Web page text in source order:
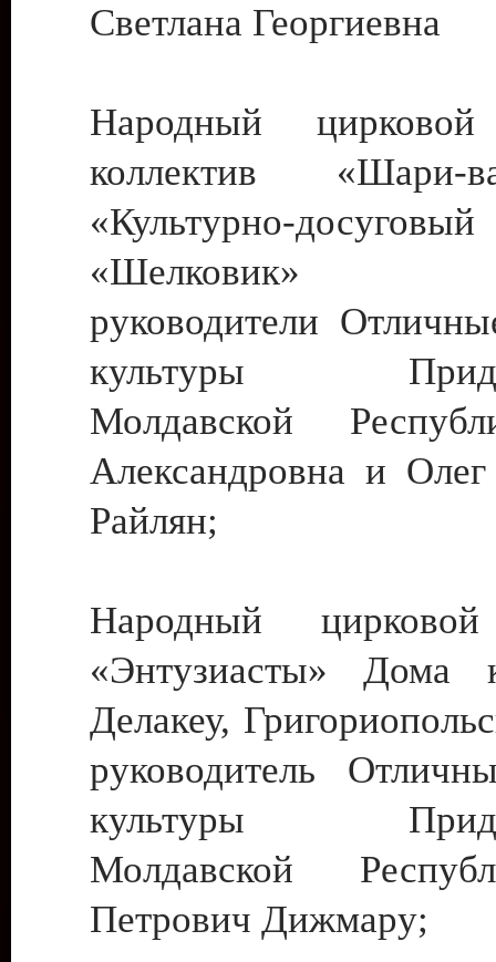
Светлана Георгиевна
Народный цирковой
коллектив
«Культурно-
«Шелковик»
руководители
культуры
Молдавской
Александровна и
Райлян;
Народный цирковой
«Энтузиасты» Дома
Делакеу,
руководитель
культуры
Молдавской
Петрович Дижмару;